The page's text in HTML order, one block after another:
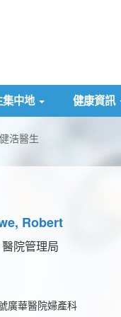
集中地 健康資訊
浩醫生
Robert
院管理局
廣華醫院婦產科